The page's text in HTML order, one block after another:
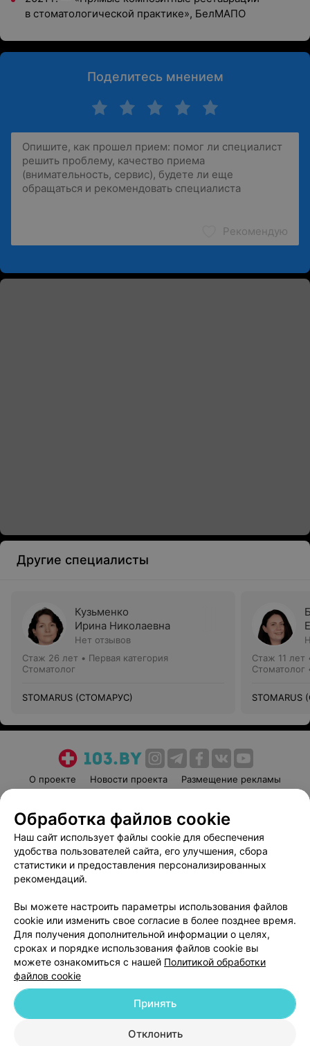
в стоматологической практике», БелМАПО
Поделитесь мнением
Рекомендую
Другие специалисты
Кузьменко
Ирина Николаевна
Нет отзывов
Стаж 26 лет • Первая категория
Стоматолог
STOMARUS (СТОМАРУС)
Стаж 11 лет
Стоматолог
О проекте Новости проекта
Размещение рекламы
Пользовательское соглашение
Способы оплаты
Вакансии
Партнеры
Написать руководителю 103.by
Обработка персональных данных
© 2026 ООО «Артокс Лаб», УНП 191700409
| 220012, Республика Беларусь,
Обработка файлов cookie
Наш сайт использует файлы cookie для обеспечения
удобства пользователей сайта, его улучшения, сбора
статистики и предоставления персонализированных
рекомендаций.
Вы можете настроить параметры использования файлов
cookie или изменить свое согласие в более позднее время.
Для получения дополнительной информации о целях,
сроках и порядке использования файлов cookie вы
можете ознакомиться с нашей Политикой обработки
файлов cookie
Отклонить
Принять